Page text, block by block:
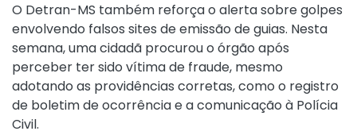
O Detran-MS também reforça o alerta sobre golpes
envolvendo falsos sites de emissão de guias. Nesta
semana, uma cidadã procurou o órgão após
perceber ter sido vítima de fraude, mesmo
adotando as providências corretas, como o registro
de boletim de ocorrência e a comunicação à Polícia
Civil.